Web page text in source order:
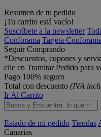
Resumen de tu pedido
¡Tu carrito está vacío!
Suscríbete a la newsletter
Conforama Tarjeta Conforama
Seguir Comprando
*Descuentos, cupones y
clic en Tramitar Pedido para
Pago 100% seguro
Total con descuento (IVA
Ir Al Carrito
Estado de mi pedido Tiendas
Canarias